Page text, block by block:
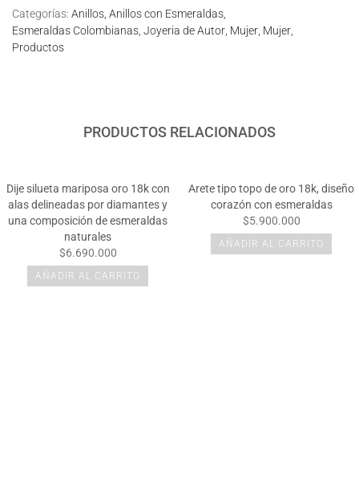
Categorías: Anillos Anillos con Esmeraldas
Esmeraldas Colombianas Joyeria de Autor Mujer Mujer
Productos
PRODUCTOS RELACIONADOS
Dije silueta mariposa oro 18k con
alas delineadas por diamantes y
una composición de esmeraldas
naturales
$6.690.000
AÑADIR AL CARRITO
Arete tipo topo de oro 18k, diseño
corazón con esmeraldas
$5.900.000
AÑADIR AL CARRITO